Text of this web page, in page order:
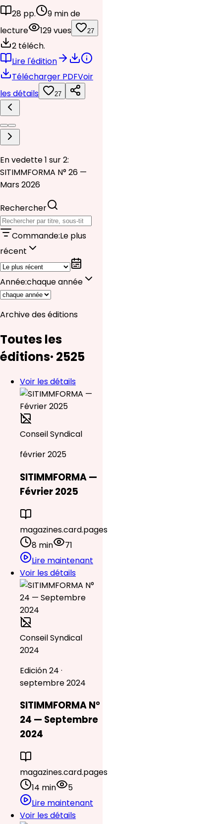
28 pp.
9 min de
lecture
129 vues 27
2 téléch.
Lire l'édition
Télécharger PDFVoir
les détails
27
En vedette 1 sur 2:
SITIMMFORMA N° 26 —
Mars 2026
Rechercher
Commande:Le plus
récent
Année:chaque année
Archive des éditions
Toutes les
éditions· 2525
Voir les détails
Conseil Syndical
février 2025
SITIMMFORMA —
Février 2025
magazines.card.pages
8 min
71
Lire maintenant
Voir les détails
Conseil Syndical
2024
Edición 24 ·
septembre 2024
SITIMMFORMA N°
24 — Septembre
2024
magazines.card.pages
14 min
5
Lire maintenant
Voir les détails